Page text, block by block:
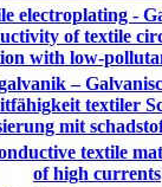
electroplating -
of textile
with low-
–
textiler
mit
textile
of high currents